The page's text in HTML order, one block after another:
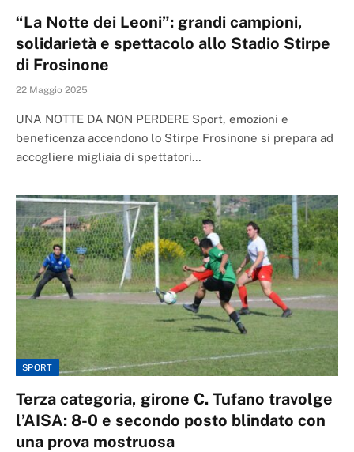
“La Notte dei Leoni”: grandi campioni,
solidarietà e spettacolo allo Stadio Stirpe
di Frosinone
22 Maggio 2025
UNA NOTTE DA NON PERDERE Sport, emozioni e
beneficenza accendono lo Stirpe Frosinone si prepara ad
accogliere migliaia di spettatori…
SPORT
Terza categoria, girone C. Tufano travolge
l’AISA: 8-0 e secondo posto blindato con
una prova mostruosa